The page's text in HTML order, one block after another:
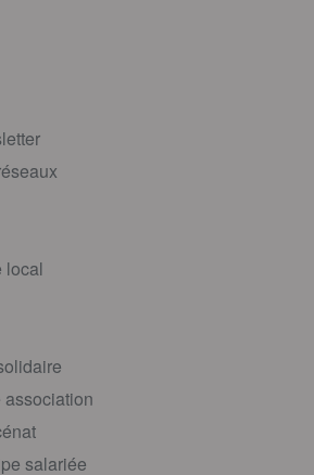
local
association
salariée